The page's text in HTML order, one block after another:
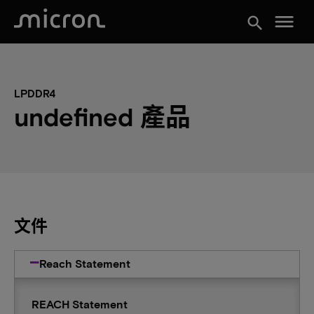
search menu
LPDDR4
undefined 產品
文件
Reach Statement
REACH Statement